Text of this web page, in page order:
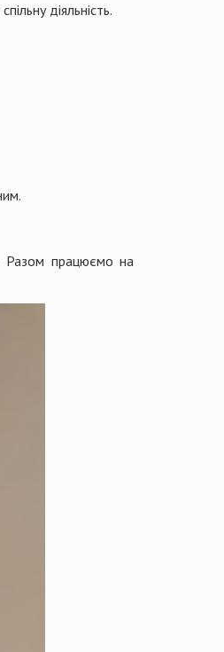
діяльність.
Разом працюємо на